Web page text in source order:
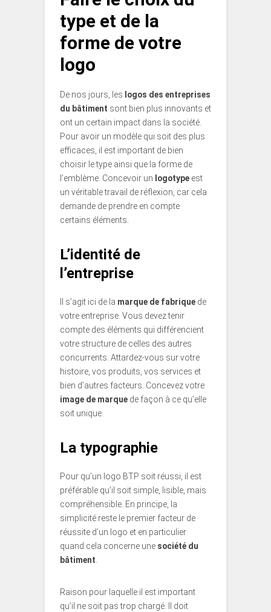
type et de la
forme de votre
logo
De nos jours, les logos des entreprises
du bâtiment sont bien plus innovants et
ont un certain impact dans la société.
Pour avoir un modèle qui soit des plus
efficaces, il est important de bien
choisir le type ainsi que la forme de
l’emblème. Concevoir un logotype est
un véritable travail de réflexion, car cela
demande de prendre en compte
certains éléments.
L’identité de
l’entreprise
Il s’agit ici de la marque de fabrique de
votre entreprise. Vous devez tenir
compte des éléments qui différencient
votre structure de celles des autres
concurrents. Attardez-vous sur votre
histoire, vos produits, vos services et
bien d’autres facteurs. Concevez votre
image de marque de façon à ce qu’elle
soit unique.
La typographie
Pour qu’un logo BTP soit réussi, il est
préférable qu’il soit simple, lisible, mais
compréhensible. En principe, la
simplicité reste le premier facteur de
réussite d’un logo et en particulier
quand cela concerne une société du
bâtiment
Raison pour laquelle il est important
qu’il ne soit pas trop chargé. Il doit